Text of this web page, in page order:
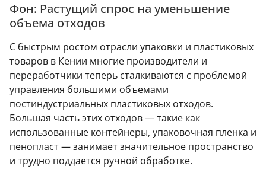
Фон: Растущий спрос на уменьшение
объема отходов
С быстрым ростом отрасли упаковки и пластиковых
товаров в Кении многие производители и
переработчики теперь сталкиваются с проблемой
управления большими объемами
постиндустриальных пластиковых отходов.
Большая часть этих отходов — такие как
использованные контейнеры, упаковочная пленка и
пенопласт — занимает значительное пространство
и трудно поддается ручной обработке.